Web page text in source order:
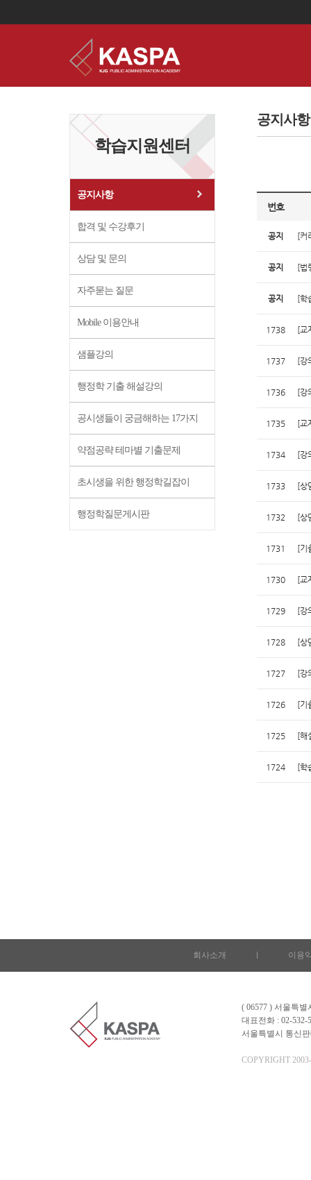
학습지원센터
공지사항
합격 및 수강후기
상담 및 문의
자주묻는 질문
Mobile 이용안내
샘플강의
행정학 기출 해설강의
공시생들이 궁금해하는 17가지
약점공략 테마별 기출문제
초시생을 위한 행정학길잡이
행정학질문게시판
공지사항
번호
공지 [커
공지 [법
공지 [학
1738 [교
1737 [강
1736 [강
1735 [교
1734 [강
1733 [상
1732 [상
1731 [기
1730 [교
1729 [강
1728 [상
1727 [강
1726 [기
1725 [해
1724 [학
회사소개 이용
( 06577 ) 서울특
대표전화 : 02-532-
서울특별시 통신
COPYRIGHT